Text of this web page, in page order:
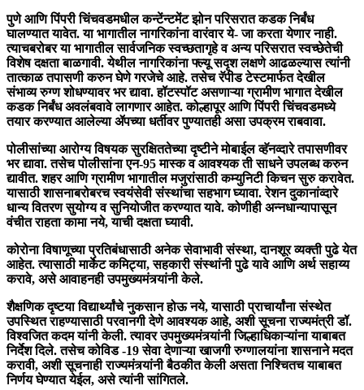
पुणे आणि पिंपरी चिंचवडमधील कन्टेंन्टमेंट झोन परिसरात कडक निर्बंध
घालण्यात यावेत. या भागातील नागरिकांना वारंवार ये- जा करता येणार नाही.
त्याचबरोबर या भागातील सार्वजनिक स्वच्छतागृहे व अन्य परिसरात स्वच्छेतेची
विशेष दक्षता बाळगावी. येथील नागरिकांना फ्ल्यू सदृश लक्षणे आढळल्यास त्यांनी
तात्काळ तपासणी करुन घेणे गरजेचे आहे. तसेच रॅपीड टेस्टमार्फत देखील
संभाव्य रुग्ण शोधण्यावर भर द्यावा. हॉटस्पॉट असणाऱ्या ग्रामीण भागात देखील
कडक निर्बंध अवलंबवावे लागणार आहेत. कोल्हापूर आणि पिंपरी चिंचवडमध्ये
तयार करण्यात आलेल्या ॲपच्या धर्तीवर पुण्यातही असा उपक्रम राबवावा.
पोलीसांच्या आरोग्य विषयक सुरक्षिततेच्या दृष्टीने मोबाईल व्हॅनव्दारे तपासणीवर
भर द्यावा. तसेच पोलीसांना एन-95 मास्क व आवश्यक ती साधने उपलब्ध करुन
द्यावीत. शहर आणि ग्रामीण भागातील मजुरांसाठी कम्युनिटी किचन सुरु करावेत.
यासाठी शासनाबरोबरच स्वयंसेवी संस्थांचा सहभाग घ्यावा. रेशन दुकानांव्दारे
धान्य वितरण सुयोग्य व सुनियोजीत करण्यात यावे. कोणीही अन्नधान्यापासून
वंचीत राहता कामा नये, याची दक्षता घ्यावी.
कोरोना विषाणूच्या प्रतिबंधासाठी अनेक सेवाभावी संस्था, दानशूर व्यक्ती पुढे येत
आहेत. त्यासाठी मार्केट कमिट्या, सहकारी संस्थांनी पुढे यावे आणि अर्थ सहाय्य
करावे, असे आवाहनही उपमुख्यमंत्र्यांनी केले.
शैक्षणिक दृष्टया विद्यार्थ्यांचे नुकसान होऊ नये, यासाठी प्राचार्यांना संस्थेत
उपस्थित राहण्यासाठी परवानगी देणे आवश्यक आहे, अशी सूचना राज्यमंत्री डॉ.
विश्वजित कदम यांनी केली. त्यावर उपमुख्यमंत्र्यांनी जिल्हाधिकाऱ्यांना याबाबत
निर्देश दिले. तसेच कोविड -19 सेवा देणाऱ्या खाजगी रुग्णालयांना शासनाने मदत
करावी, अशी सूचनाही राज्यमंत्र्यांनी बैठकीत केली असता निश्चितच याबाबत
निर्णय घेण्यात येईल, असे त्यांनी सांगितले.